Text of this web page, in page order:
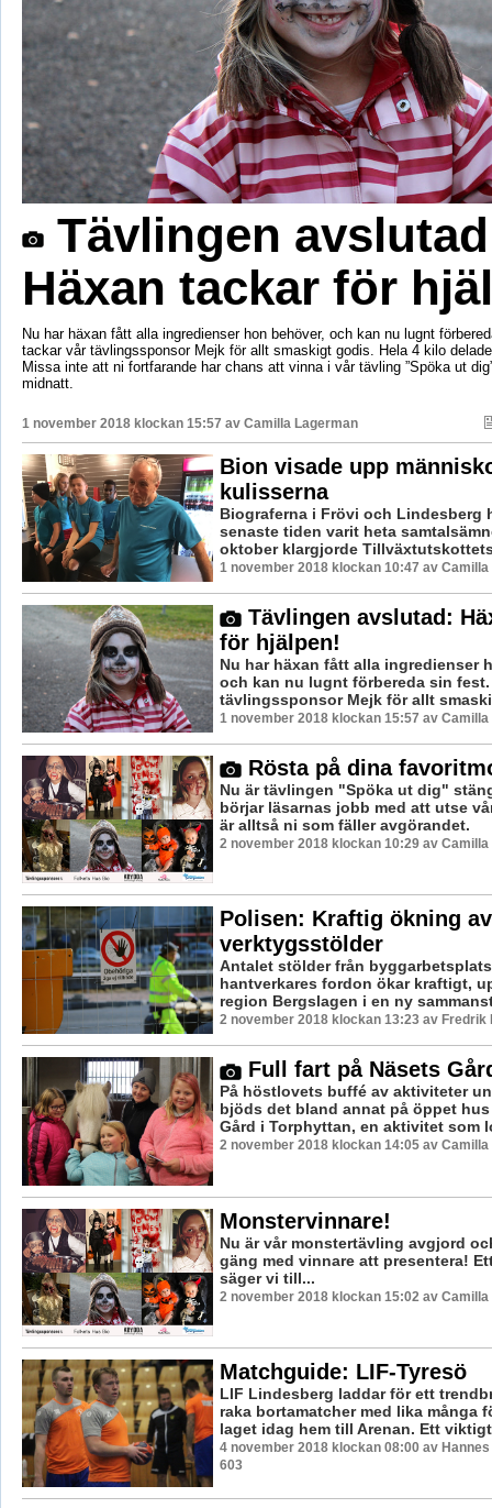
Tävlingen
Häxan tackar för
Nu har häxan fått alla ingredienser hon behöver, och kan nu lugnt
tackar vår tävlingssponsor Mejk för allt smaskigt godis. Hela 4 kilo
Missa inte att ni fortfarande har chans att vinna i vår tävling ”Spöka ut
midnatt.
1 november 2018 klockan 15:57 av Camilla Lagerman
Bion visade upp
kulisserna
Biograferna i Frövi och Lindesberg
senaste tiden varit heta
oktober klargjorde
1 november 2018 klockan 10:47 av Camilla
Tävlingen avslutad:
för hjälpen!
Nu har häxan fått alla ingredienser
och kan nu lugnt förbereda sin fest.
tävlingssponsor Mejk för allt
1 november 2018 klockan 15:57 av Camilla
Rösta på dina
Nu är tävlingen "Spöka ut dig"
börjar läsarnas jobb med att utse
är alltså ni som fäller avgörandet.
2 november 2018 klockan 10:29 av Camilla
Polisen: Kraftig ökning av
verktygsstölder
Antalet stölder från
hantverkares fordon ökar kraftigt,
region Bergslagen i en ny
2 november 2018 klockan 13:23 av Fredrik
Full fart på Näsets
På höstlovets buffé av aktiviteter
bjöds det bland annat på öppet
Gård i Torphyttan, en aktivitet som
2 november 2018 klockan 14:05 av Camilla
Monstervinnare!
Nu är vår monstertävling avgjord
gäng med vinnare att presentera!
säger vi till...
2 november 2018 klockan 15:02 av Camilla
Matchguide: LIF-Tyresö
LIF Lindesberg laddar för ett
raka bortamatcher med lika många
laget idag hem till Arenan. Ett
4 november 2018 klockan 08:00 av Hannes
603